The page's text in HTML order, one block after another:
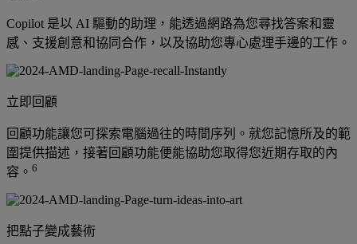
Copilot 是以 AI 驅動的助理，能透過網路為您尋找答案和靈
感、支援創意和協同合作，以及協助您專心處理手邊的工作。
立即回顧
回顧功能讓您可探索電腦過往的時間序列。就您記憶所及的範
圍提供描述，接著回顧功能便能協助您取得您近期存取的內
容。 6
把點子變成藝術